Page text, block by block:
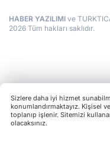
HABER YAZILIMI ve
2026 Tüm hakları saklıdır.
Sizlere daha iyi hizmet
konumlandırmaktayız. Kişisel
toplanıp işlenir. Sitemizi
olacaksınız.